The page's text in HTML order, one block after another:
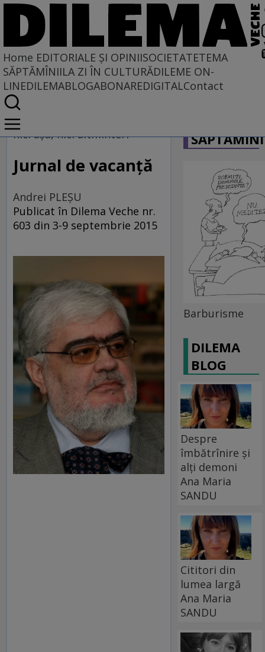
Home EDITORIALE ȘI OPINIISOCIETATETEMA
SĂPTĂMÎNIILA ZI ÎN CULTURĂDILEME ON-
LINEDILEMABLOGABONAREDIGITALContact
Home
EDITORIALE ȘI OPINII
SITUAȚIUNEA
nici aşa, nici altminteri
Jurnal de vacanţă
Andrei PLEŞU
Publicat în Dilema Veche nr.
603 din 3-9 septembrie 2015
Barburisme
DILEMA
BLOG
Despre
îmbătrînire și
alți demoni
Ana Maria
SANDU
Cititori din
lumea largă
Ana Maria
SANDU